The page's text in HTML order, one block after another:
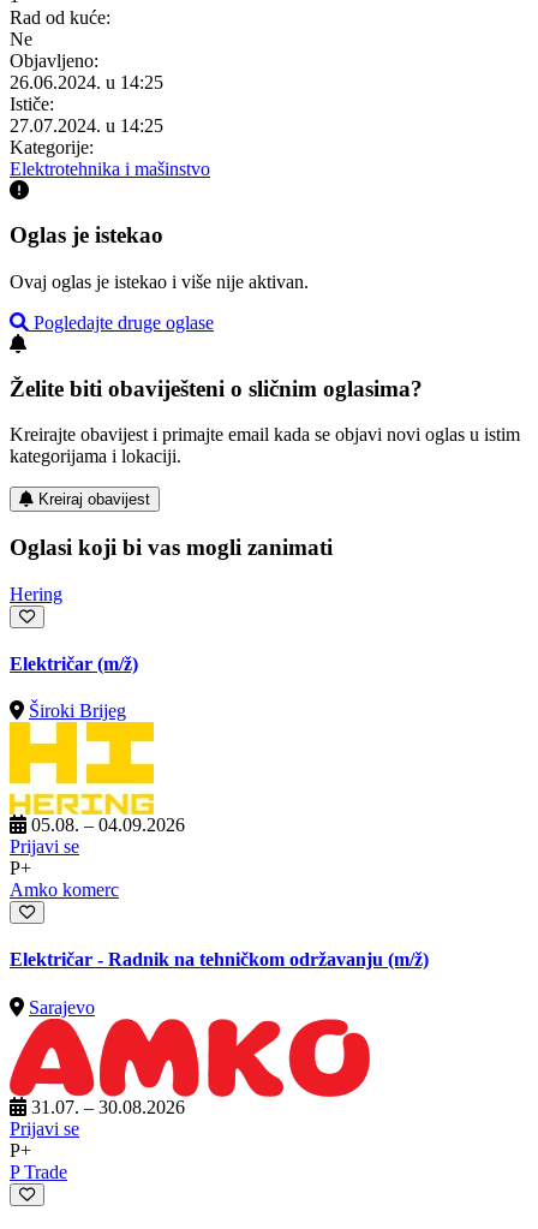
Rad od kuće:
Ne
Objavljeno:
26.06.2024. u 14:25
Ističe:
27.07.2024. u 14:25
Kategorije:
Elektrotehnika i mašinstvo
Oglas je istekao
Ovaj oglas je istekao i više nije aktivan.
Pogledajte druge oglase
Želite biti obaviješteni o sličnim oglasima?
Kreirajte obavijest i primajte email kada se objavi novi oglas u istim
kategorijama i lokaciji.
Kreiraj obavijest
Oglasi koji bi vas mogli zanimati
Hering
Električar (m/ž)
Široki Brijeg
05.08. – 04.09.2026
Prijavi se
P+
Amko komerc
Električar - Radnik na tehničkom održavanju (m/ž)
Sarajevo
31.07. – 30.08.2026
Prijavi se
P+
P Trade